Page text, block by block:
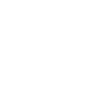
مواضيع مثل الصحة
مواضيع تتعلق